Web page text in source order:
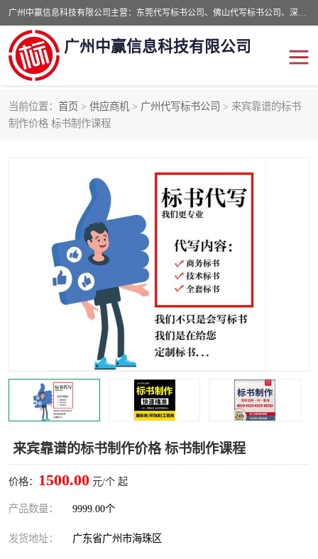
广州中赢信息科技有限公司主营：东莞代写标书公司、佛山代写标书公司、深圳代写标书公司等,食品类标书、工程类类标书,经验丰富的标书制作团队,24小时加急服务,多对一服务。
广州中赢信息科技有限公司
当前位置： 首页 > 供应商机 > 广州代写标书公司 > 来宾靠谱的标书
制作价格 标书制作课程
来宾靠谱的标书制作价格 标书制作课程
价格： 1500.00 元/个 起
产品数量： 9999.00个
发货地址： 广东省广州市海珠区
东莞代写标书公司